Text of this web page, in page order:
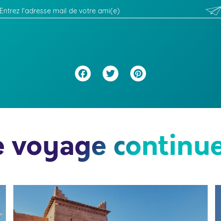
Facebook
Twitter
voyage